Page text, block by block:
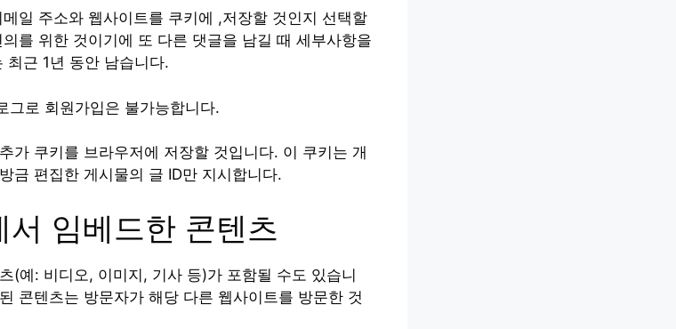
일 주소와 웹사이트를 쿠키에 ,저장할 것인지 선택할
를 위한 것이기에 또 다른 댓글을 남길 때 세부사항을
근 1년 동안 남습니다.
그로 회원가입은 불가능합니다.
가 쿠키를 브라우저에 저장할 것입니다. 이 쿠키는 개
금 편집한 게시물의 글 ID만 지시합니다.
임베드한 콘텐츠
(예: 비디오, 이미지, 기사 등)가 포함될 수도 있습니
콘텐츠는 방문자가 해당 다른 웹사이트를 방문한 것